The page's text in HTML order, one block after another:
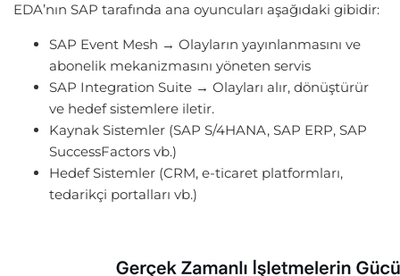
EDA’nın SAP tarafında ana oyuncuları aşağıdaki gibidir:
SAP Event Mesh → Olayların yayınlanmasını ve
abonelik mekanizmasını yöneten servis
SAP Integration Suite → Olayları alır, dönüştürür
ve hedef sistemlere iletir.
Kaynak Sistemler (SAP S/4HANA, SAP ERP, SAP
SuccessFactors vb.)
Hedef Sistemler (CRM, e-ticaret platformları,
tedarikçi portalları vb.)